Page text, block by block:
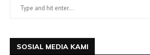
SOSIAL MEDIA KAMI